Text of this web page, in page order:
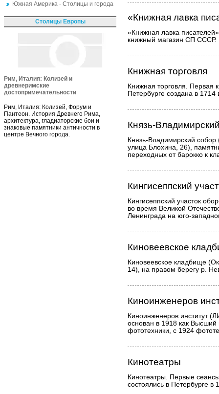
Южная Америка - Столицы и города
Столицы Европы
Рим, Италия: Колизей и
древнеримские
достопримечательности
Рим, Италия: Колизей, Форум и
Пантеон. История Древнего Рима,
архитектура, гладиаторские бои и
знаковые памятники античности в
центре Вечного города.
«Книжная лавка
«Книжная лавка
книжный магазин СП СССР.
Книжная торговля
Книжная торговля. Первая
Петербурге создана в 1714
Князь-
Князь-Владимирский
улица Блохина, 26),
переходных от барокко к
Кингисеппский
Кингисеппский участок
во время Великой
Ленинграда на юго-
Киновеевское
Киновеевское кладбище
14), на правом берегу р.
Киноинженеров
Киноинженеров институт
основан в 1918 как Высший
фототехники, с 1924
Кинотеатры
Кинотеатры. Первые
состоялись в Петербурге в